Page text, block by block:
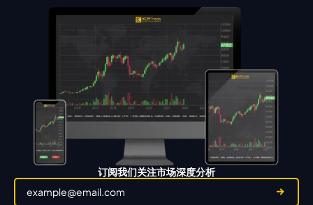
订阅我们关注市场深度分析